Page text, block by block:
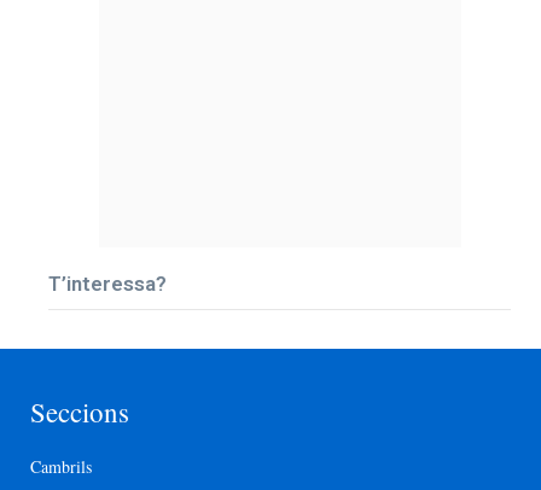
T’interessa?
Seccions
Cambrils